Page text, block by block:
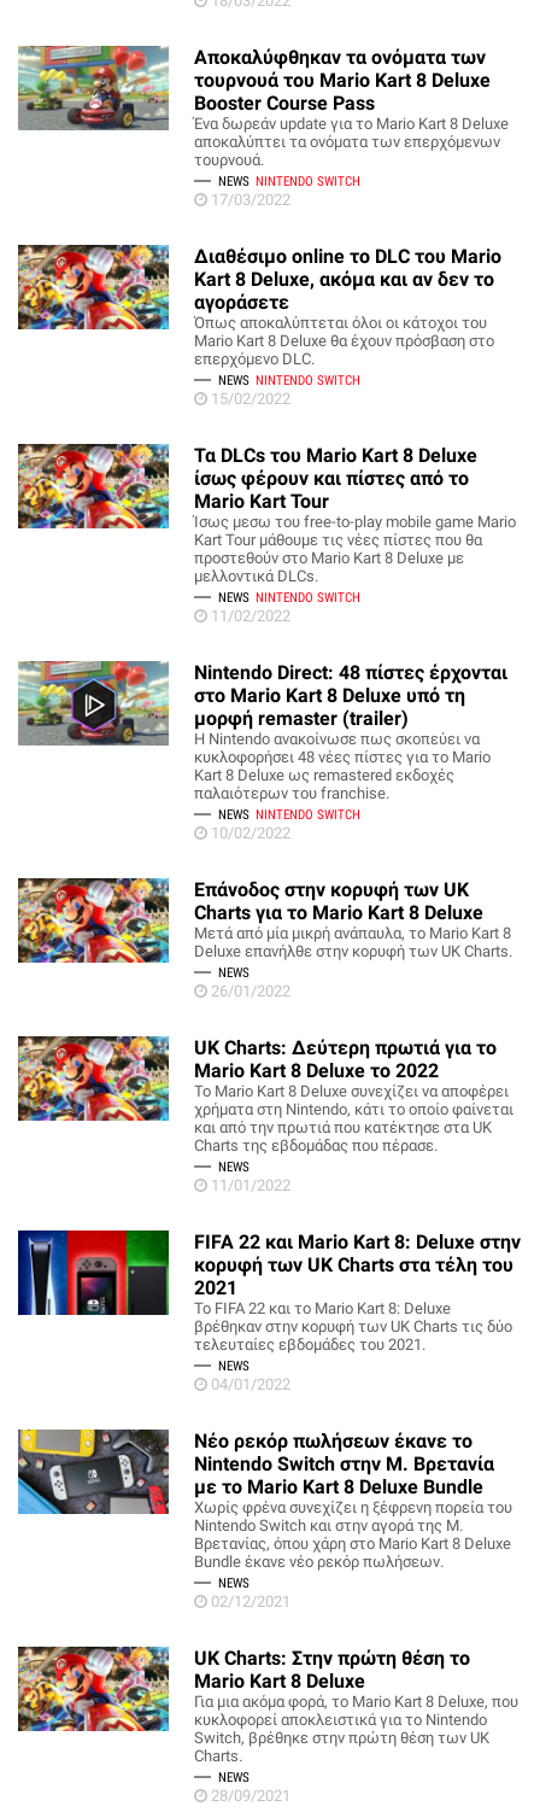
Αποκαλύφθηκαν τα ονόματα των
τουρνουά του Mario Kart 8 Deluxe
Booster Course Pass
Ένα δωρεάν update για το Mario Kart 8 Deluxe
αποκαλύπτει τα ονόματα των επερχόμενων
τουρνουά.
NEWS NINTENDO SWITCH
17/03/2022
Διαθέσιμο online το DLC του Mario
Kart 8 Deluxe, ακόμα και αν δεν το
αγοράσετε
Όπως αποκαλύπτεται όλοι οι κάτοχοι του
Mario Kart 8 Deluxe θα έχουν πρόσβαση στο
επερχόμενο DLC.
NEWS NINTENDO SWITCH
15/02/2022
Τα DLCs του Mario Kart 8 Deluxe
ίσως φέρουν και πίστες από το
Mario Kart Tour
Ίσως μεσω του free-to-play mobile game Mario
Kart Tour μάθουμε τις νέες πίστες που θα
προστεθούν στο Mario Kart 8 Deluxe με
μελλοντικά DLCs.
NEWS NINTENDO SWITCH
11/02/2022
Nintendo Direct: 48 πίστες έρχονται
στο Mario Kart 8 Deluxe υπό τη
μορφή remaster (trailer)
Η Nintendo ανακοίνωσε πως σκοπεύει να
κυκλοφορήσει 48 νέες πίστες για το Mario
Kart 8 Deluxe ως remastered εκδοχές
παλαιότερων του franchise.
NEWS NINTENDO SWITCH
10/02/2022
Επάνοδος στην κορυφή των UK
Charts για το Mario Kart 8 Deluxe
Μετά από μία μικρή ανάπαυλα, το Mario Kart 8
Deluxe επανήλθε στην κορυφή των UK Charts.
NEWS
26/01/2022
UK Charts: Δεύτερη πρωτιά για το
Mario Kart 8 Deluxe το 2022
Το Mario Kart 8 Deluxe συνεχίζει να αποφέρει
χρήματα στη Nintendo, κάτι το οποίο φαίνεται
και από την πρωτιά που κατέκτησε στα UK
Charts της εβδομάδας που πέρασε.
NEWS
11/01/2022
FIFA 22 και Mario Kart 8: Deluxe στην
κορυφή των UK Charts στα τέλη του
2021
To FIFA 22 και το Mario Kart 8: Deluxe
βρέθηκαν στην κορυφή των UK Charts τις δύο
τελευταίες εβδομάδες του 2021.
NEWS
04/01/2022
Νέο ρεκόρ πωλήσεων έκανε το
Nintendo Switch στην Μ. Βρετανία
με το Mario Kart 8 Deluxe Bundle
Χωρίς φρένα συνεχίζει η ξέφρενη πορεία του
Nintendo Switch και στην αγορά της Μ.
Βρετανίας, όπου χάρη στο Mario Kart 8 Deluxe
Bundle έκανε νέο ρεκόρ πωλήσεων.
NEWS
02/12/2021
UK Charts: Στην πρώτη θέση το
Mario Kart 8 Deluxe
Για μια ακόμα φορά, το Mario Kart 8 Deluxe, που
κυκλοφορεί αποκλειστικά για το Nintendo
Switch, βρέθηκε στην πρώτη θέση των UK
Charts.
NEWS
28/09/2021